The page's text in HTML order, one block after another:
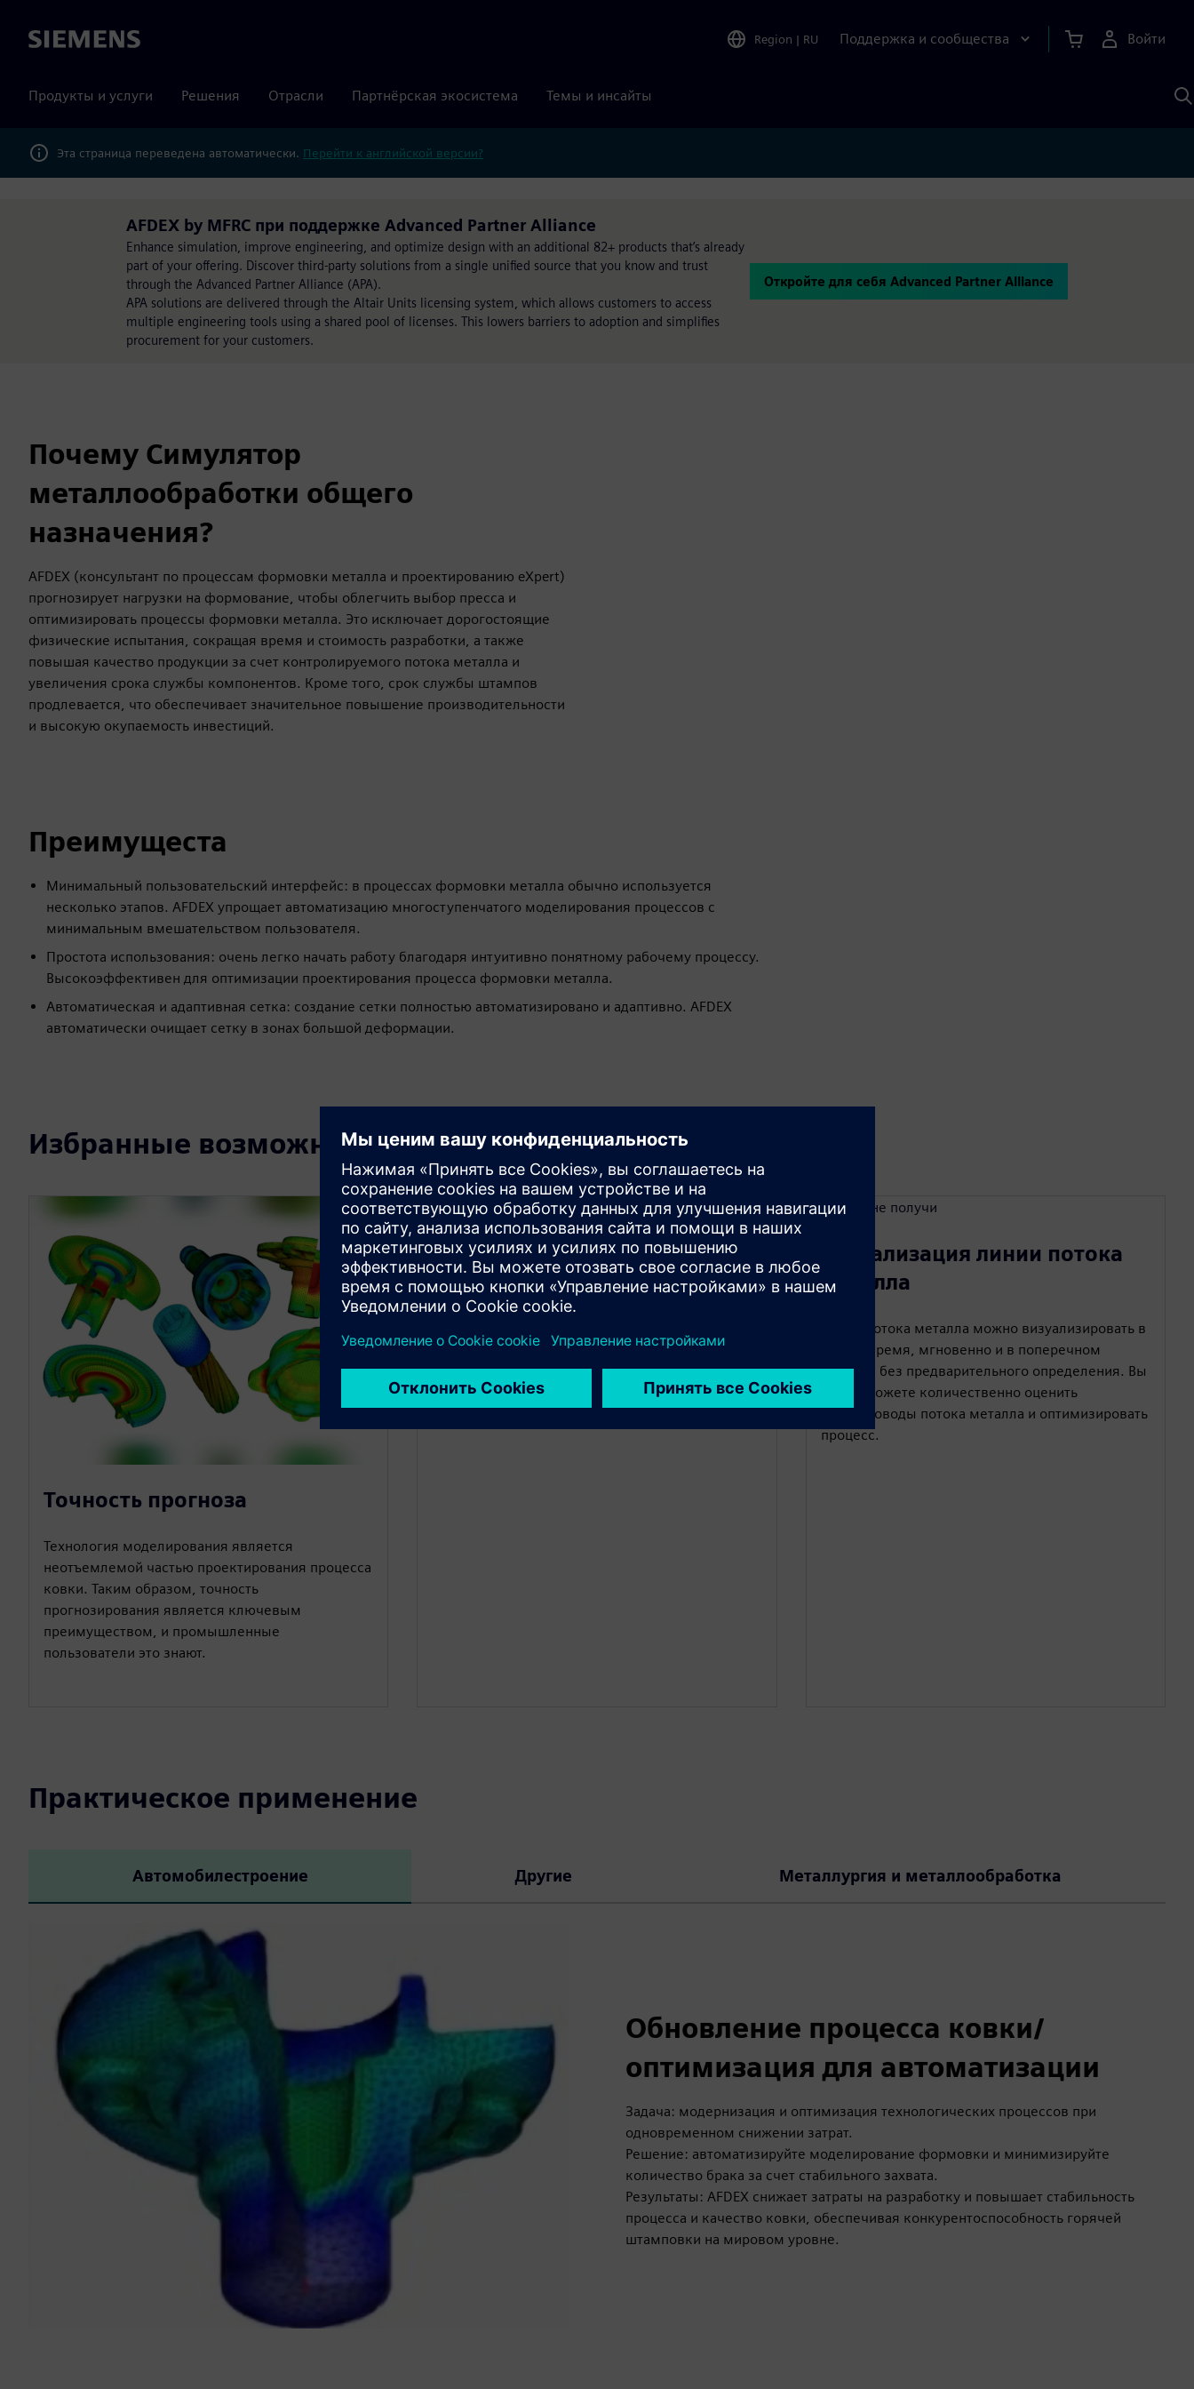
Siemens Region | RU Поддержка и сообщества Войти
Продукты и услуги Решения Отрасли Партнёрская экосистема Темы и инсайты
Эта страница переведена автоматически. Перейти к английской версии?
AFDEX by MFRC при поддержке Advanced Partner Alliance
Enhance simulation, improve engineering, and optimize design with an additional 82+ products that’s already
part of your offering. Discover third-party solutions from a single unified source that you know and trust
through the Advanced Partner Alliance (APA).
APA solutions are delivered through the Altair Units licensing system, which allows customers to access
multiple engineering tools using a shared pool of licenses. This lowers barriers to adoption and simplifies
procurement for your customers.
Откройте для себя Advanced Partner Alliance
Почему Симулятор
металлообработки общего
назначения?
AFDEX (консультант по процессам формовки металла и проектированию eXpert)
прогнозирует нагрузки на формование, чтобы облегчить выбор пресса и
оптимизировать процессы формовки металла. Это исключает дорогостоящие
физические испытания, сокращая время и стоимость разработки, а также
повышая качество продукции за счет контролируемого потока металла и
увеличения срока службы компонентов. Кроме того, срок службы штампов
продлевается, что обеспечивает значительное повышение производительности
и высокую окупаемость инвестиций.
Преимущеста
Минимальный пользовательский интерфейс: в процессах формовки металла обычно используется
несколько этапов. AFDEX упрощает автоматизацию многоступенчатого моделирования процессов с
минимальным вмешательством пользователя.
Простота использования: очень легко начать работу благодаря интуитивно понятному рабочему процессу.
Высокоэффективен для оптимизации проектирования процесса формовки металла.
Автоматическая и адаптивная сетка: создание сетки полностью автоматизировано и адаптивно. AFDEX
автоматически очищает сетку в зонах большой деформации.
Избранные возможности
Точность прогноза
Технология моделирования является
неотъемлемой частью проектирования процесса
ковки. Таким образом, точность
прогнозирования является ключевым
преимуществом, и промышленные
пользователи это знают.
Интеллектуальная сетка
AFDEX использует полностью
ресеширования, позволяющий свести к
результаты в разумные сроки.
Визуализация линии потока
металла
Линии потока металла можно визуализировать в
любое время, мгновенно и в поперечном
сечении без предварительного определения. Вы
также можете количественно оценить
трубопроводы потока металла и оптимизировать
процесс.
Практическое применение
Автомобилестроение Другие Металлургия и металлообработка
Обновление процесса ковки/
оптимизация для автоматизации
Задача: модернизация и оптимизация технологических процессов при
одновременном снижении затрат.
Решение: автоматизируйте моделирование формовки и минимизируйте
количество брака за счет стабильного захвата.
Результаты: AFDEX снижает затраты на разработку и повышает стабильность
процесса и качество ковки, обеспечивая конкурентоспособность горячей
штамповки на мировом уровне.